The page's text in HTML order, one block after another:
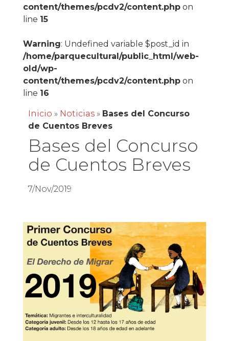
content/themes/pcdv2/content.phpon
line 15
Warning: Undefined variable $post_id in
/home/parquecultural/public_html/web-
old/wp-
content/themes/pcdv2/content.phpon
line 16
Inicio » Noticias» Bases del Concurso
de Cuentos Breves
Bases del Concurso
de Cuentos Breves
7/Nov/2019